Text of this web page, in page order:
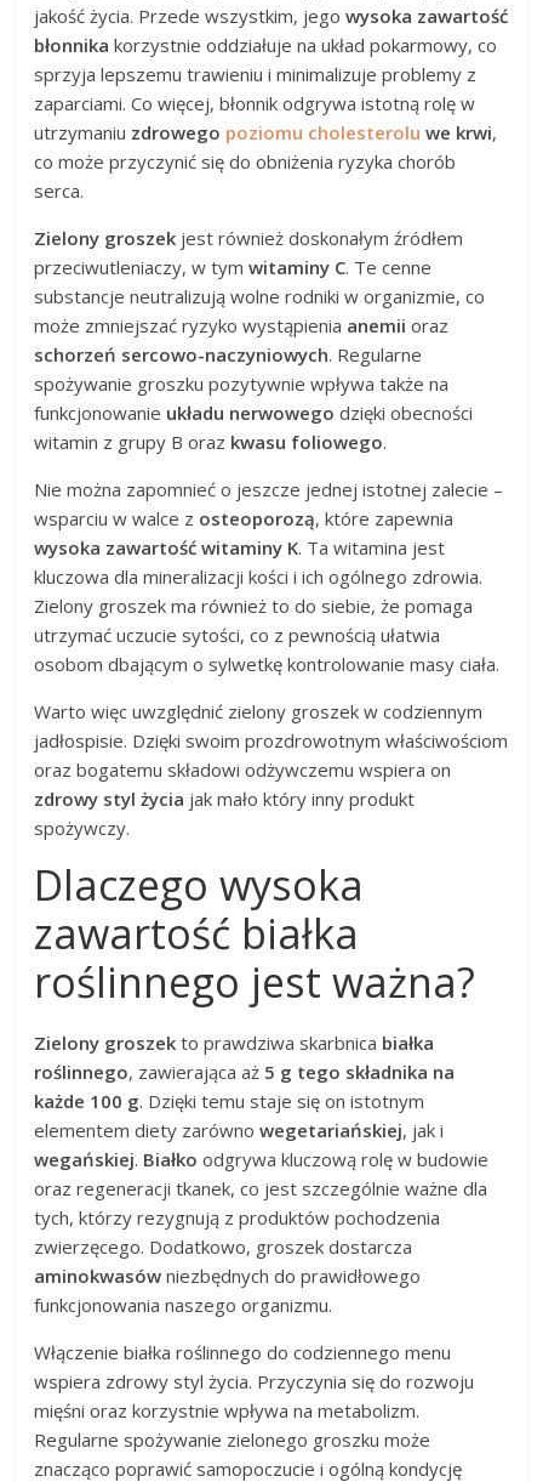
jakość życia. Przede wszystkim, jegowysoka zawartość
błonnika korzystnie oddziałuje na układ pokarmowy, co
sprzyja lepszemu trawieniu i minimalizuje problemy z
zaparciami. Co więcej, błonnik odgrywa istotną rolę w
utrzymaniu zdrowego poziomu cholesterolu we krwi,
co może przyczynić się do obniżenia ryzyka chorób
serca.
Zielony groszek jest również doskonałym źródłem
przeciwutleniaczy, w tymwitaminy C. Te cenne
substancje neutralizują wolne rodniki w organizmie, co
może zmniejszać ryzyko wystąpienia anemii oraz
schorzeń sercowo-naczyniowych. Regularne
spożywanie groszku pozytywnie wpływa także na
funkcjonowanie układu nerwowego dzięki obecności
witamin z grupy B oraz kwasu foliowego.
Nie można zapomnieć o jeszcze jednej istotnej zalecie –
wsparciu w walce z osteoporozą, które zapewnia
wysoka zawartość witaminy K. Ta witamina jest
kluczowa dla mineralizacji kości i ich ogólnego zdrowia.
Zielony groszek ma również to do siebie, że pomaga
utrzymać uczucie sytości, co z pewnością ułatwia
osobom dbającym o sylwetkę kontrolowanie masy ciała.
Warto więc uwzględnić zielony groszek w codziennym
jadłospisie. Dzięki swoim prozdrowotnym właściwościom
oraz bogatemu składowi odżywczemu wspiera on
zdrowy styl życia jak mało który inny produkt
spożywczy.
Dlaczego wysoka
zawartość białka
roślinnego jest ważna?
Zielony groszek to prawdziwa skarbnica białka
roślinnego, zawierająca aż 5 g tego składnika na
każde 100 g. Dzięki temu staje się on istotnym
elementem diety zarównowegetariańskiej, jak i
wegańskiej. Białko odgrywa kluczową rolę w budowie
oraz regeneracji tkanek, co jest szczególnie ważne dla
tych, którzy rezygnują z produktów pochodzenia
zwierzęcego. Dodatkowo, groszek dostarcza
aminokwasów niezbędnych do prawidłowego
funkcjonowania naszego organizmu.
Włączenie białka roślinnego do codziennego menu
wspiera zdrowy styl życia. Przyczynia się do rozwoju
mięśni oraz korzystnie wpływa na metabolizm.
Regularne spożywanie zielonego groszku może
znacząco poprawić samopoczucie i ogólną kondycję